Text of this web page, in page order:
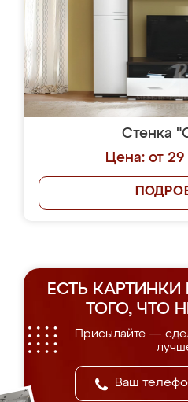
Стенка
Цена: от
ЕСТЬ
ТОГО, ЧТО
Присылайте —